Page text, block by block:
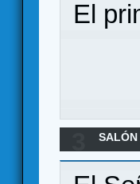
El
SALÓN